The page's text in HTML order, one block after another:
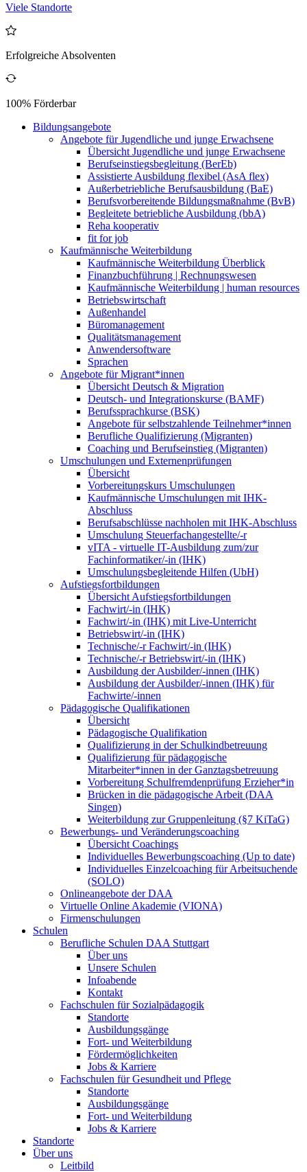
Viele Standorte
Erfolgreiche Absolventen
100% Förderbar
Bildungsangebote
Angebote für Jugendliche und junge Erwachsene
Übersicht Jugendliche und junge Erwachsene
Berufseinstiegsbegleitung (BerEb)
Assistierte Ausbildung flexibel (AsA flex)
Außerbetriebliche Berufsausbildung (BaE)
Berufsvorbereitende Bildungsmaßnahme (BvB)
Begleitete betriebliche Ausbildung (bbA)
Reha kooperativ
fit for job
Kaufmännische Weiterbildung
Kaufmännische Weiterbildung Überblick
Finanzbuchführung | Rechnungswesen
Kaufmännische Weiterbildung | human resources
Betriebswirtschaft
Außenhandel
Büromanagement
Qualitätsmanagement
Anwendersoftware
Sprachen
Angebote für Migrant*innen
Übersicht Deutsch & Migration
Deutsch- und Integrationskurse (BAMF)
Berufssprachkurse (BSK)
Angebote für selbstzahlende Teilnehmer*innen
Berufliche Qualifizierung (Migranten)
Coaching und Berufseinstieg (Migranten)
Umschulungen und Externenprüfungen
Übersicht
Vorbereitungskurs Umschulungen
Kaufmännische Umschulungen mit IHK-
Abschluss
Berufsabschlüsse nachholen mit IHK-Abschluss
Umschulung Steuerfachangestellte/-r
vITA - virtuelle IT-Ausbildung zum/zur
Fachinformatiker/-in (IHK)
Umschulungsbegleitende Hilfen (UbH)
Aufstiegsfortbildungen
Übersicht Aufstiegsfortbildungen
Fachwirt/-in (IHK)
Fachwirt/-in (IHK) mit Live-Unterricht
Betriebswirt/-in (IHK)
Technische/-r Fachwirt/-in (IHK)
Technische/-r Betriebswirt/-in (IHK)
Ausbildung der Ausbilder/-innen (IHK)
Ausbildung der Ausbilder/-innen (IHK) für
Fachwirte/-innen
Pädagogische Qualifikationen
Übersicht
Pädagogische Qualifikation
Qualifizierung in der Schulkindbetreuung
Qualifizierung für pädagogische
Mitarbeiter*innen in der Ganztagsbetreuung
Vorbereitung Schulfremdenprüfung Erzieher*in
Brücken in die pädagogische Arbeit (DAA
Singen)
Weiterbildung zur Gruppenleitung (§7 KiTaG)
Bewerbungs- und Veränderungscoaching
Übersicht Coachings
Individuelles Bewerbungscoaching (Up to date)
Individuelles Einzelcoaching für Arbeitsuchende
(SOLO)
Onlineangebote der DAA
Virtuelle Online Akademie (VIONA)
Firmenschulungen
Schulen
Berufliche Schulen DAA Stuttgart
Über uns
Unsere Schulen
Infoabende
Kontakt
Fachschulen für Sozialpädagogik
Standorte
Ausbildungsgänge
Fort- und Weiterbildung
Fördermöglichkeiten
Jobs & Karriere
Fachschulen für Gesundheit und Pflege
Standorte
Ausbildungsgänge
Fort- und Weiterbildung
Jobs & Karriere
Standorte
Über uns
Leitbild